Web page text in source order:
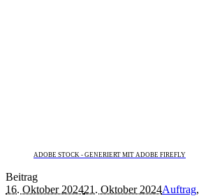
ADOBE STOCK - GENERIERT MIT ADOBE FIREFLY
Beitrag
16. Oktober 202421. Oktober 2024Auftrag,